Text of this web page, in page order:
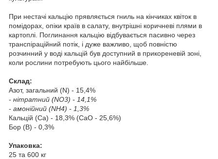
При нестачі кальцію прявляється гниль на кінчиках квіток в
помідорах, опіки країв в салату, внутрішні коричневі плями в
картоплі. Поглинання кальцію відбувається пасивно через
транспіраційний потік, і дуже важливо, щоб повністю
розчинний у воді кальцій був доступний в прикореневій зоні,
коли рослини потребують цього найбільше.
Склад:
Азот, загальний (N) - 15,4%
- нітратний (NO3) - 14,1%
- амонійний (NH4) - 1,3%
Кальцiй (Ca) - 18,3% (CaO - 25,6%)
Бор (B) - 0,3%
Упаковка:
25 та 600 кг